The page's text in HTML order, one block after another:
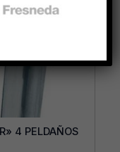
4 PELDAÑOS